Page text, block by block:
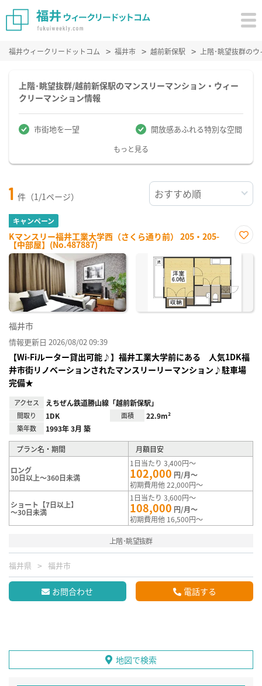
福井ウィークリードットコム 福井市 越前新保駅 上階･眺望抜群の
上階･眺望抜群/越前新保駅のマンスリーマンション・ウィー
クリーマンション情報
市街地を一望 開放感あふれる特別な空間
もっと見る
1 件（1/1ページ）
キャンペーン
Kマンスリー福井工業大学西（さくら通り前） 205・205-
【中部屋】(No.487887)
に入
福井市
情報更新日 2026/08/02 09:39
【Wi-Fiルーター貸出可能♪】福井工業大学前にある 人気1DK福
井市街リノベーションされたマンスリーリーマンション♪駐車場
完備★
アクセス えちぜん鉄道勝山線「越前新保駅」
間取り 1DK 面積 22.9m²
築年数 1993年 3月 築
プラン名・期間 月額目安
ロング
30日以上～360日未満
1日当たり 3,400円～
102,000 円/月～
初期費用他 22,000円～
ショート【7日以上】
～30日未満
1日当たり 3,600円～
108,000 円/月～
初期費用他 16,500円～
上階･眺望抜群
福井県 福井市
お問合わせ 電話する
地図で検索